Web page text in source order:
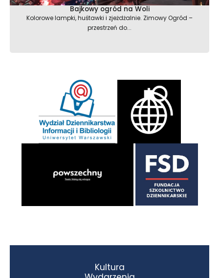
Bajkowy ogród na Woli
Kolorowe lampki, huśtawki i zjeżdżalnie. Zimowy Ogród –
przestrzeń do...
Kultura